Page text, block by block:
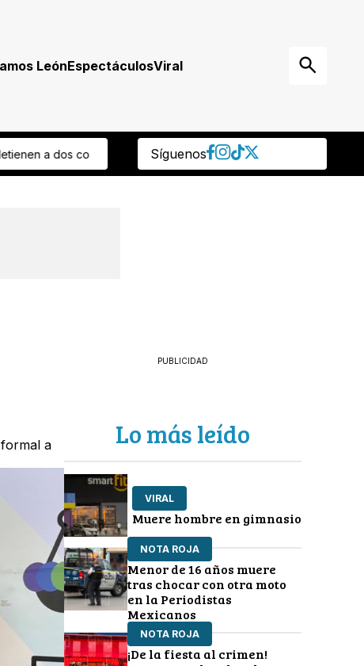
LeónEspectáculosViral
listo! Esto invertirán para mejorar infraestructura para el ciclo escolar
Síguenos
a
PUBLICIDAD
Lo más leído
VIRAL
Muere hombre en gimnasio
NOTA ROJA
Menor de 16 años muere
tras chocar con otra moto
en la Periodistas
Mexicanos
NOTA ROJA
¡De la fiesta al crimen!